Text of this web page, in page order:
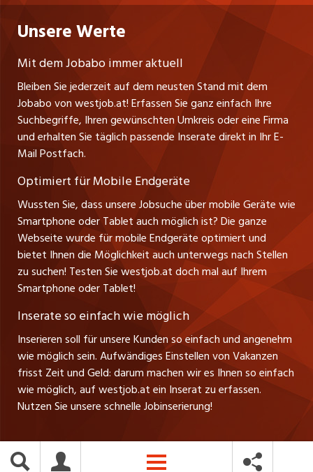
Praktika
Lehrstellen
Führungspositionen
Management / Kader-Jobs
Impressum
jobzüri.ch
jobmittelland.ch
jobbern.ch
jobbasel.ch
zentraljob.ch
myjob.ch
schaffu.ch (VS)
ajourjob.ch
russmedia.com
vol.at
Gutenbergstrasse 1
A-6858 Schwarzach
Stefan Spötl
Tel. +43 664 39 47 47 7
Leiter westjob.at
Andrea Graf
Tel. +43 664 20 30 02 1
Verkauf und Beratung
Unsere Werte
Mit dem Jobabo immer aktuell
Bleiben Sie jederzeit auf dem neusten Stand mit dem
Jobabo von westjob.at! Erfassen Sie ganz einfach Ihre
Suchbegriffe, Ihren gewünschten Umkreis oder eine Firma
und erhalten Sie täglich passende Inserate direkt in Ihr E-
Mail Postfach.
Optimiert für Mobile Endgeräte
Wussten Sie, dass unsere Jobsuche über mobile Geräte wie
Smartphone oder Tablet auch möglich ist? Die ganze
Webseite wurde für mobile Endgeräte optimiert und
bietet Ihnen die Möglichkeit auch unterwegs nach Stellen
zu suchen! Testen Sie westjob.at doch mal auf Ihrem
Smartphone oder Tablet!
Inserate so einfach wie möglich
Inserieren soll für unsere Kunden so einfach und angenehm
wie möglich sein. Aufwändiges Einstellen von Vakanzen
frisst Zeit und Geld: darum machen wir es Ihnen so einfach
wie möglich, auf westjob.at ein Inserat zu erfassen.
Nutzen Sie unsere schnelle Jobinserierung!